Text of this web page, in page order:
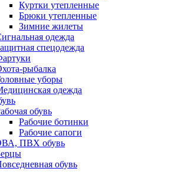
Куртки утепленные
Брюки утепленные
Зимние жилеты
одежда
спецодежда
рыбалка
уборы
одежда
обувь
Рабочие ботинки
Рабочие сапоги
ПВХ обувь
обувь